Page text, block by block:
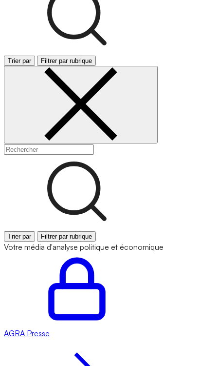
Trier par Filtrer par rubrique
Trier par Filtrer par rubrique
Votre média d'analyse politique et économique
AGRA Presse